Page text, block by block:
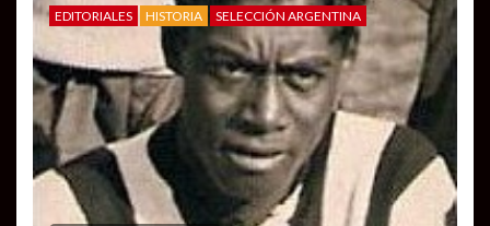
EDITORIALES HISTORIA SELECCIÓN ARGENTINA